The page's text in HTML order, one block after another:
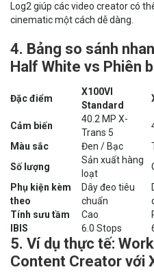
Log2 giúp các video creator có
cinematic một cách dễ dàng.
4. Bảng so sánh
Half White vs Phiên
Đặc điểm
X100VI
Standard
Cảm biến
40.2 MP X-
Trans 5
Màu sắc
Đen / Bạc
Số lượng
Sản xuất hàng
loạt
Phụ kiện kèm
theo
Dây đeo tiêu
chuẩn
Tính sưu tầm
Cao
IBIS
6.0 Stops
5. Ví dụ thực tế:
Content Creator với